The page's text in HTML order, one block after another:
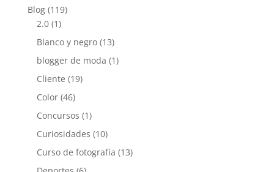
Blog(119)
2.0(1)
Blanco y negro(13)
blogger de moda (1)
Cliente (19)
Color(46)
Concursos (1)
Curiosidades (10)
Curso de fotografía (13)